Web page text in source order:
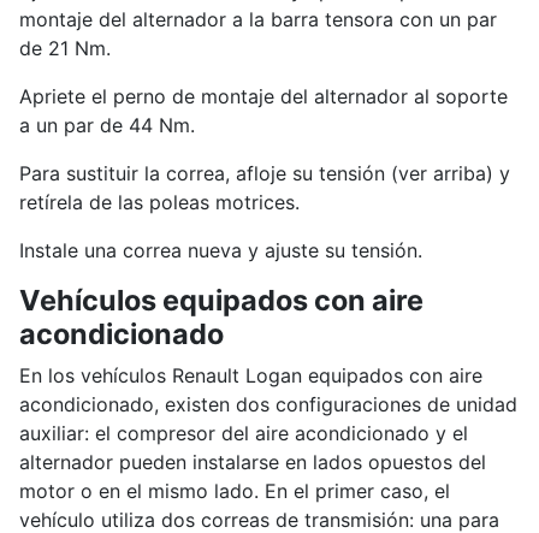
montaje del alternador a la barra tensora con un par
de 21 Nm.
Apriete el perno de montaje del alternador al soporte
a un par de 44 Nm.
Para sustituir la correa, afloje su tensión (ver arriba) y
retírela de las poleas motrices.
Instale una correa nueva y ajuste su tensión.
Vehículos equipados con aire
acondicionado
En los vehículos Renault Logan equipados con aire
acondicionado, existen dos configuraciones de unidad
auxiliar: el compresor del aire acondicionado y el
alternador pueden instalarse en lados opuestos del
motor o en el mismo lado. En el primer caso, el
vehículo utiliza dos correas de transmisión: una para